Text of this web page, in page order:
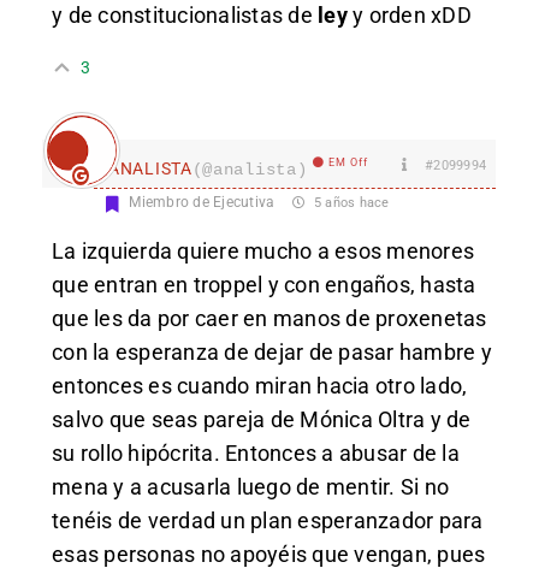
y de constitucionalistas de leyy orden xDD
3
ANALISTA(@analista) EM Off #2099994
Miembro de Ejecutiva 5 años hace
La izquierda quiere mucho a esos menores
que entran en troppel y con engaños, hasta
que les da por caer en manos de proxenetas
con la esperanza de dejar de pasar hambre y
entonces es cuando miran hacia otro lado,
salvo que seas pareja de Mónica Oltra y de
su rollo hipócrita. Entonces a abusar de la
mena y a acusarla luego de mentir. Si no
tenéis de verdad un plan esperanzador para
esas personas no apoyéis que vengan, pues